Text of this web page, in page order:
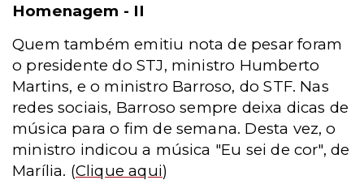
Homenagem - II
Quem também emitiu nota de pesar foram
o presidente do STJ, ministro Humberto
Martins, e o ministro Barroso, do STF. Nas
redes sociais, Barroso sempre deixa dicas de
música para o fim de semana. Desta vez, o
ministro indicou a música "Eu sei de cor", de
Marília. (Clique aqui)